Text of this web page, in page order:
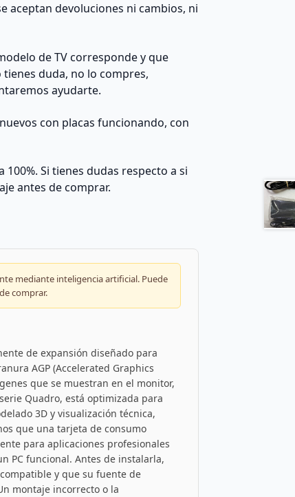
aceptan devoluciones ni cambios, ni
de TV corresponde y que
duda, no lo compres,
ayudarte.
con placas funcionando, con
Si tienes dudas respecto a si
antes de comprar.
mediante inteligencia artificial. Puede
comprar.
de expansión diseñado para
AGP (Accelerated Graphics
que se muestran en el monitor,
Quadro, está optimizada para
3D y visualización técnica,
que una tarjeta de consumo
para aplicaciones profesionales
PC funcional. Antes de instalarla,
y que su fuente de
montaje incorrecto o la